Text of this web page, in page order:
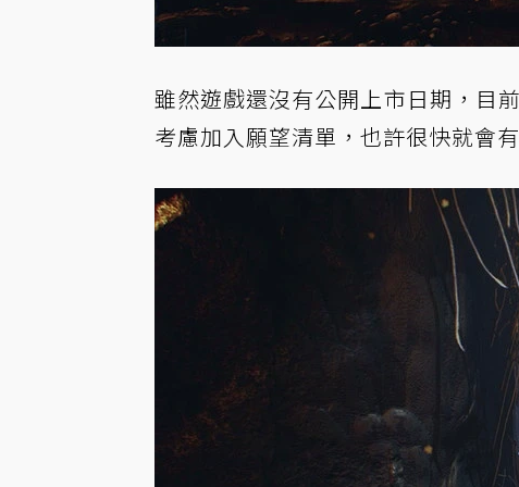
雖然遊戲還沒有公開上市日期，目
考慮加入願望清單，也許很快就會